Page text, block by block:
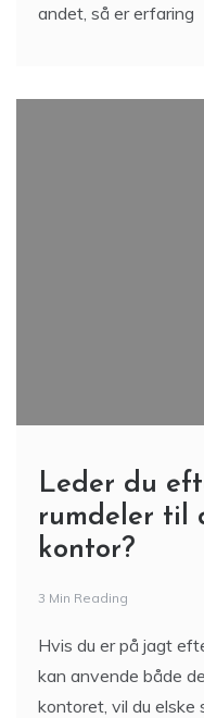
andet, så er erfaring
Leder du
rumdeler til
kontor?
3 Min Reading
Hvis du er på jagt
kan anvende både
kontoret, vil du